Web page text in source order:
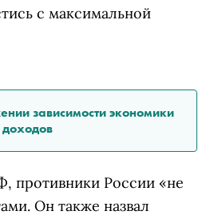
с максимальной
зависимости экономики
противники России «не
Он также назвал